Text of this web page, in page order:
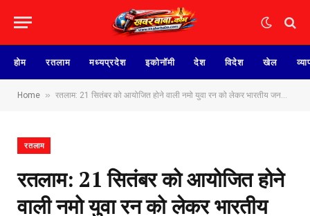
होम रतलाम मध्यप्रदेश इकोनॉमी देश विदेश खेल
Home » रतलाम: 21 सितंबर को आयोजित होने वाली नमो युवा रन को लेकर भारतीय जनता युवा मोर्चा की बैठक हुई, तैयारियों को लेकर हुई चर्चा
रतलाम
रतलाम: 21 सितंबर को आयोजित होने
वाली नमो युवा रन को लेकर भारतीय